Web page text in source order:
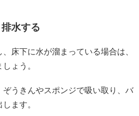
水する
床下に水が溜まっている場合は、
ょう。
うきんやスポンジで吸い取り、バ
ます。